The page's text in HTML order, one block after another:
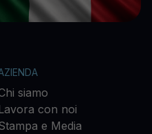
siamo
con noi
e Media